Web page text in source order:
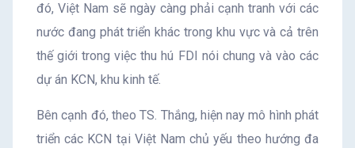
đó, Việt Nam sẽ ngày càng phải cạnh tranh với các
nước đang phát triển khác trong khu vực và cả trên
thế giới trong việc thu hú FDI nói chung và vào các
dự án KCN, khu kinh tế.
Bên cạnh đó, theo TS. Thắng, hiện nay mô hình phát
triển các KCN tại Việt Nam chủ yếu theo hướng đa